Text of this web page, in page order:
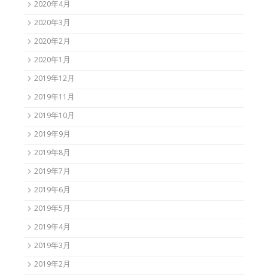
2020年4月
2020年3月
2020年2月
2020年1月
2019年12月
2019年11月
2019年10月
2019年9月
2019年8月
2019年7月
2019年6月
2019年5月
2019年4月
2019年3月
2019年2月